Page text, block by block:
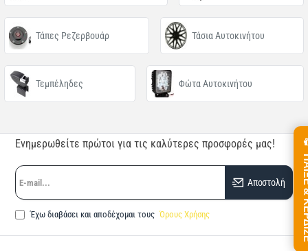
Τάπες Ρεζερβουάρ Τάσια Αυτοκινήτου
Τεμπέληδες Φώτα Αυτοκινήτου
Ενημερωθείτε πρώτοι για τις καλύτερες προσφορές μας!
E-
mail...
Αποστολή
Έχω διαβάσει και αποδέχομαι τους Όρους Χρήσης